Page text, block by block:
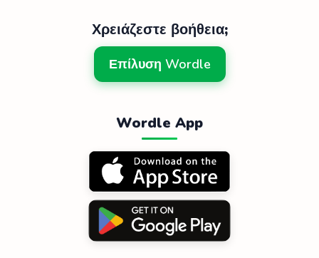
Χρειάζεστε βοήθεια;
Επίλυση Wordle
Wordle App